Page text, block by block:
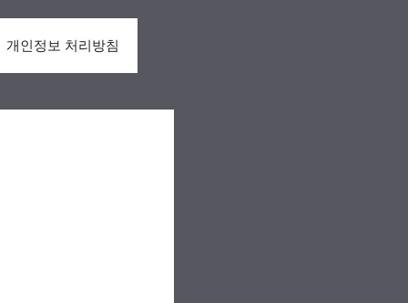
개인정보 처리방침